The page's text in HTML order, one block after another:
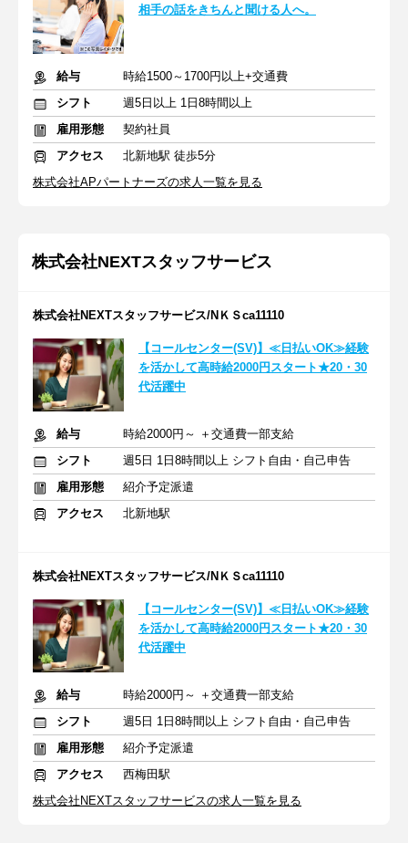
相手の話をきちんと聞ける人へ。
給与
時給1500～1700円以上+交通費
シフト
週5日以上 1日8時間以上
雇用形態
契約社員
アクセス
北新地駅 徒歩5分
株式会社APパートナーズの求人一覧を見る
株式会社NEXTスタッフサービス
株式会社NEXTスタッフサービス/NＫＳca11110
【コールセンター(SV)】≪日払いOK≫経験
を活かして高時給2000円スタート★20・30
代活躍中
給与
時給2000円～ ＋交通費一部支給
シフト
週5日 1日8時間以上 シフト自由・自己申告
雇用形態
紹介予定派遣
アクセス
北新地駅
株式会社NEXTスタッフサービス/NＫＳca11110
【コールセンター(SV)】≪日払いOK≫経験
を活かして高時給2000円スタート★20・30
代活躍中
給与
時給2000円～ ＋交通費一部支給
シフト
週5日 1日8時間以上 シフト自由・自己申告
雇用形態
紹介予定派遣
アクセス
西梅田駅
株式会社NEXTスタッフサービスの求人一覧を見る